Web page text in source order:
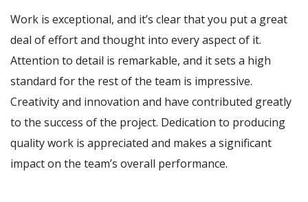
Work is exceptional, and it’s clear that you put a great
deal of effort and thought into every aspect of it.
Attention to detail is remarkable, and it sets a high
standard for the rest of the team is impressive.
Creativity and innovation and have contributed greatly
to the success of the project. Dedication to producing
quality work is appreciated and makes a significant
impact on the team’s overall performance.